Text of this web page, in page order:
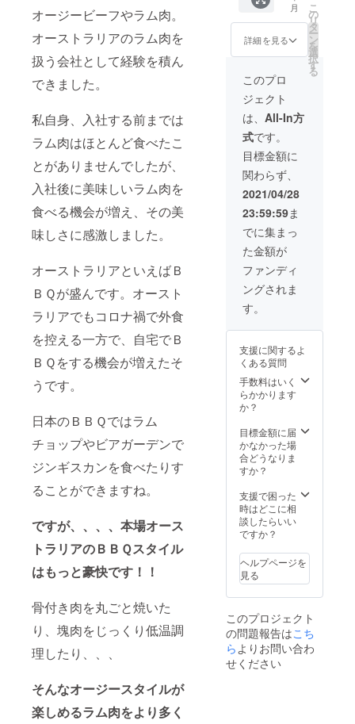
オージービーフやラム肉。
オーストラリアのラム肉を
扱う会社として経験を積ん
できました。
私自身、入社する前までは
ラム肉はほとんど食べたこ
とがありませんでしたが、
入社後に美味しいラム肉を
食べる機会が増え、その美
味しさに感激しました。
オーストラリアといえばＢ
ＢＱが盛んです。オースト
ラリアでもコロナ禍で外食
を控える一方で、自宅でＢ
ＢＱをする機会が増えたそ
うです。
日本のＢＢＱではラム
チョップやビアガーデンで
ジンギスカンを食べたりす
ることができますね。
ですが、、、、本場オース
トラリアのＢＢＱスタイル
はもっと豪快です！！
骨付き肉を丸ごと焼いた
り、塊肉をじっくり低温調
理したり、、、
そんなオージースタイルが
楽しめるラム肉をより多く
り揃えてお
京本社、名
古屋、大
阪、福岡に
支店があ
り、全国各
地に美味し
いお肉をお
届けしてい
×2本入
り 状
態：冷
凍
月
詳細を見る
こ
の
リ
タ
ー
ン
を
選
択
す
る
このプロ
ジェクト
は、 All-In方
式です。
目標金額に
関わらず、
2021/04/28
23:59:59ま
でに集まっ
た金額が
ファンディ
ングされま
す。
支援に関するよ
くある質問
手数料はいく
らかかります
か？
目標金額に届
かなかった場
合どうなりま
すか？
支援で困った
時はどこに相
談したらいい
ですか？
ヘルプページを
見る
このプロジェクト
の問題報告はこち
らよりお問い合わ
せください